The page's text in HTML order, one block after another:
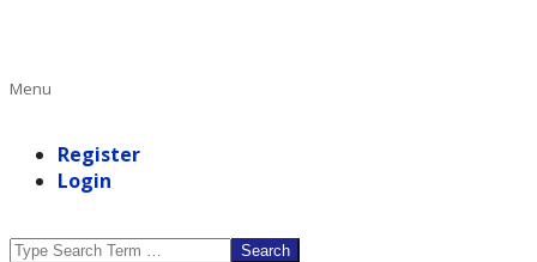
Primary
Menu
Register
Login
Search